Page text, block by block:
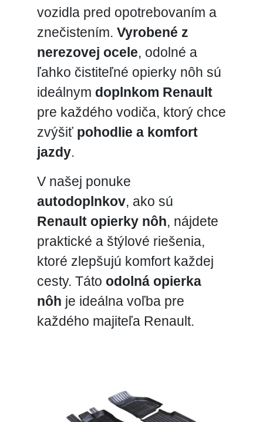
vozidla pred opotrebovaním a
znečistením. Vyrobené z
nerezovej ocele, odolné a
ľahko čistiteľné opierky nôh sú
ideálnym doplnkom Renault
pre každého vodiča, ktorý chce
zvýšiť pohodlie a komfort
jazdy.
V našej ponuke
autodoplnkov, ako sú
Renault opierky nôh, nájdete
praktické a štýlové riešenia,
ktoré zlepšujú komfort každej
cesty. Táto odolná opierka
nôh je ideálna voľba pre
každého majiteľa Renault.